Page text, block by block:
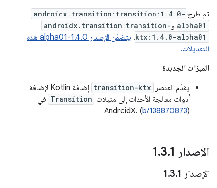
تم طرح androidx.transition:transition:1.4.0-
alpha01 وandroidx.transition:transition-
ktx:1.4.0-alpha01
.
يتضمّن الإصدار 1.4.0-alpha01 هذه
التعديلات.
الميزات الجديدة
يقدّم العنصر
transition-ktx
إضافة Kotlin لإضافة
أدوات معالجة الأحداث إلى مثيلات Transition في
AndroidX. (b/138870873)
الإصدار 1 .3.1
الإصدار 1 .3.1